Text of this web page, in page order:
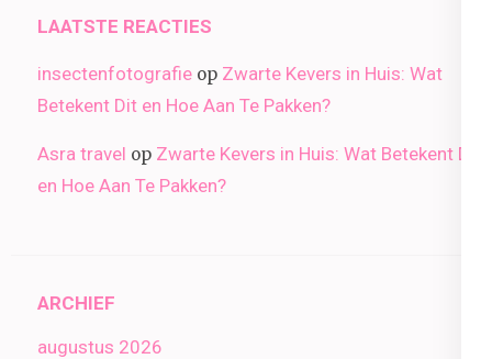
LAATSTE REACTIES
insectenfotografie op Zwarte Kevers in Huis: Wat
Betekent Dit en Hoe Aan Te Pakken?
Asra travel op Zwarte Kevers in Huis: Wat Betekent Dit
en Hoe Aan Te Pakken?
ARCHIEF
augustus 2026